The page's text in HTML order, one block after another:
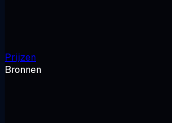
Prijzen
Bronnen